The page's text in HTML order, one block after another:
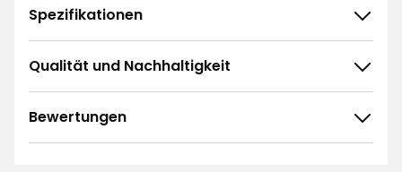
Spezifikationen
Qualität und Nachhaltigkeit
Bewertungen
4.8